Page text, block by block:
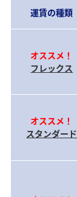
運賃の種類
オススメ！
フレックス
オススメ！
スタンダード